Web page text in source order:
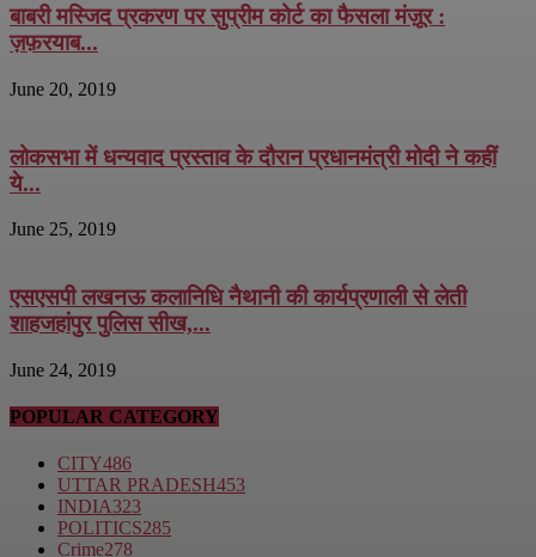
बाबरी मस्जिद प्रकरण पर सुप्रीम कोर्ट का फैसला मंज़ूर :
ज़फ़रयाब...
June 20, 2019
लोकसभा में धन्यवाद प्रस्ताव के दौरान प्रधानमंत्री मोदी ने कहीं
ये...
June 25, 2019
एसएसपी लखनऊ कलानिधि नैथानी की कार्यप्रणाली से लेती
शाहजहांपुर पुलिस सीख,...
June 24, 2019
POPULAR CATEGORY
CITY486
UTTAR PRADESH453
INDIA323
POLITICS285
Crime278